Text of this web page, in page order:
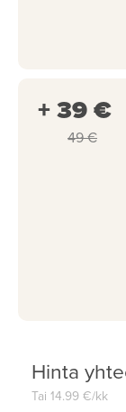
+ 39 €
49 €
Hinta
Tai 14.99 €/kk